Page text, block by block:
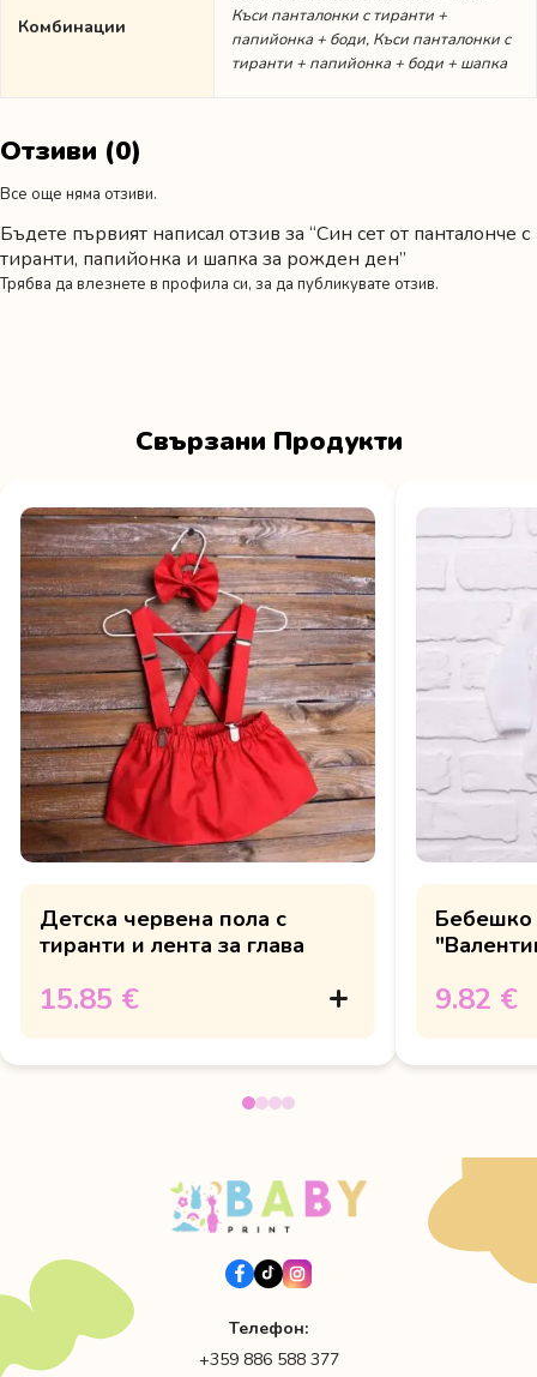
Комбинации
Къси панталонки с тиранти +
папийонка + боди, Къси панталонки с
тиранти + папийонка + боди + шапка
Отзиви (0)
Все още няма отзиви.
Бъдете първият написал отзив за “Син сет от панталонче с
тиранти, папийонка и шапка за рожден ден”
Трябва да влезнете в профила си, за да публикувате отзив.
Свързани Продукти
Детска червена пола с
тиранти и лента за глава
15.85 € 9.82 €
Телефон:
+359 886 588 377